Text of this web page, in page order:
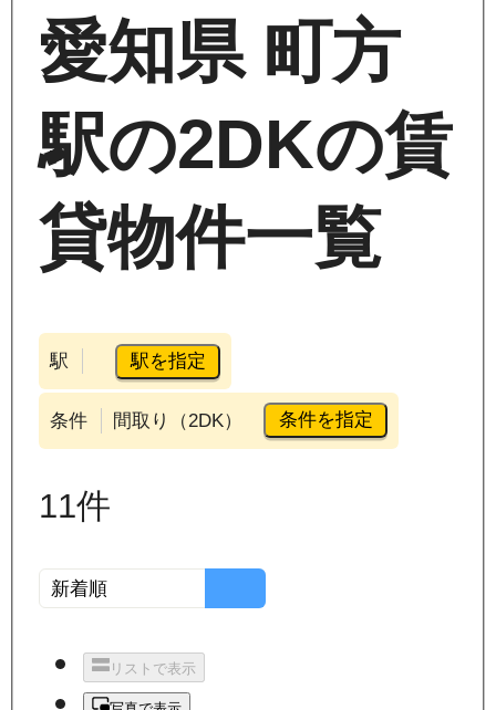
愛知県 町方
駅の2DKの賃
貸物件一覧
駅 駅を指定
条件 間取り（2DK） 条件を指定
11件
リストで表示